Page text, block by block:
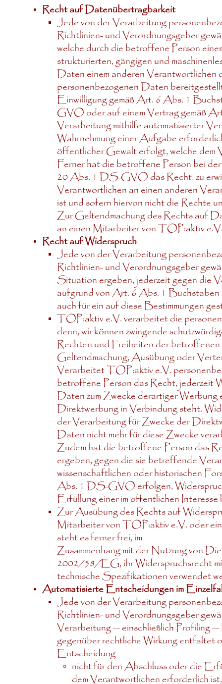
Recht auf Datenübertragbarkeit
Jede von der Verarbeitung
Richtlinien- und Verordnungsgeber
welche durch die betroffene Person
strukturierten, gängigen und
Daten einem anderen Verantwortlichen
personenbezogenen Daten
Einwilligung gemäß Art. 6 Abs. 1
GVO oder auf einem Vertrag gemäß
Verarbeitung mithilfe automatisierter
Wahrnehmung einer Aufgabe
öffentlicher Gewalt erfolgt, welche dem
Ferner hat die betroffene Person bei
20 Abs. 1 DS-GVO das Recht, zu
Verantwortlichen an einen anderen
ist und sofern hiervon nicht die Rechte
Zur Geltendmachung des Rechts auf
an einen Mitarbeiter von TOP:aktiv
Recht auf Widerspruch
Jede von der Verarbeitung
Richtlinien- und Verordnungsgeber
Situation ergeben, jederzeit gegen die
aufgrund von Art. 6 Abs. 1
auch für ein auf diese Bestimmungen
TOP:aktiv e.V. verarbeitet die
denn, wir können zwingende
Rechten und Freiheiten der
Geltendmachung, Ausübung oder
Verarbeitet TOP:aktiv e.V.
betroffene Person das Recht, jederzeit
Daten zum Zwecke derartiger Werbung
Direktwerbung in Verbindung steht.
der Verarbeitung für Zwecke der
Daten nicht mehr für diese Zwecke
Zudem hat die betroffene Person das
ergeben, gegen die sie betreffende
wissenschaftlichen oder historischen
Abs. 1 DS-GVO erfolgen, Widerspruch
Erfüllung einer im öffentlichen
Zur Ausübung des Rechts auf
Mitarbeiter von TOP:aktiv e.V. oder
steht es ferner frei, im
Zusammenhang mit der Nutzung von
2002/58/EG, ihr Widerspruchsrecht
technische Spezifikationen verwendet
Automatisierte Entscheidungen im
Jede von der Verarbeitung
Richtlinien- und Verordnungsgeber
Verarbeitung — einschließlich Profiling
gegenüber rechtliche Wirkung entfaltet
Entscheidung
nicht für den Abschluss oder die
dem Verantwortlichen erforderlich